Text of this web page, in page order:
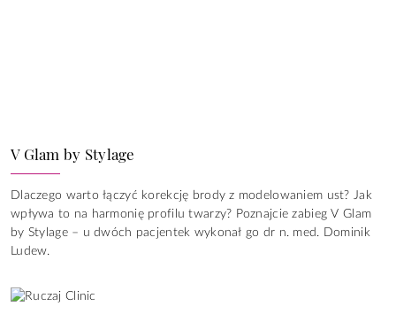
V Glam by Stylage
Dlaczego warto łączyć korekcję brody z modelowaniem ust? Jak
wpływa to na harmonię profilu twarzy? Poznajcie zabieg V Glam
by Stylage – u dwóch pacjentek wykonał go dr n. med. Dominik
Ludew.